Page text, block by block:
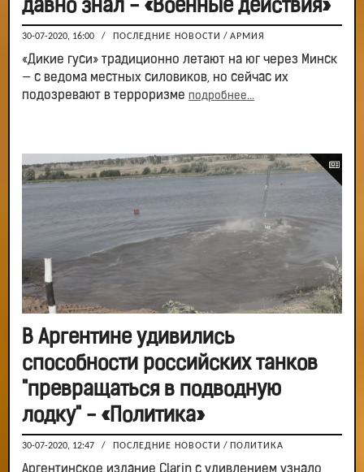
давно знал - «Военные действия»
30-07-2020, 16:00 / ПОСЛЕДНИЕ НОВОСТИ / АРМИЯ
«Дикие гуси» традиционно летают на юг через Минск
— с ведома местных силовиков, но сейчас их
подозревают в терроризме подробнее...
В Аргентине удивились
способности российских танков
"превращаться в подводную
лодку" - «Политика»
30-07-2020, 12:47 / ПОСЛЕДНИЕ НОВОСТИ / ПОЛИТИКА
Аргентинское издание Clarin с удивлением узнало,